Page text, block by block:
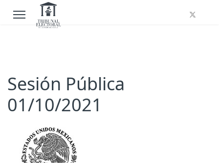
Sesión Pública
01/10/2021